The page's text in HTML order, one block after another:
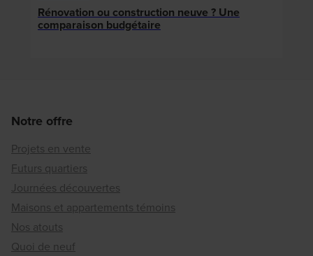
Rénovation ou construction neuve ? Une
comparaison budgétaire
Notre offre
Projets en vente
Futurs quartiers
Journées découvertes
Maisons et appartements témoins
Nos atouts
Quoi de neuf